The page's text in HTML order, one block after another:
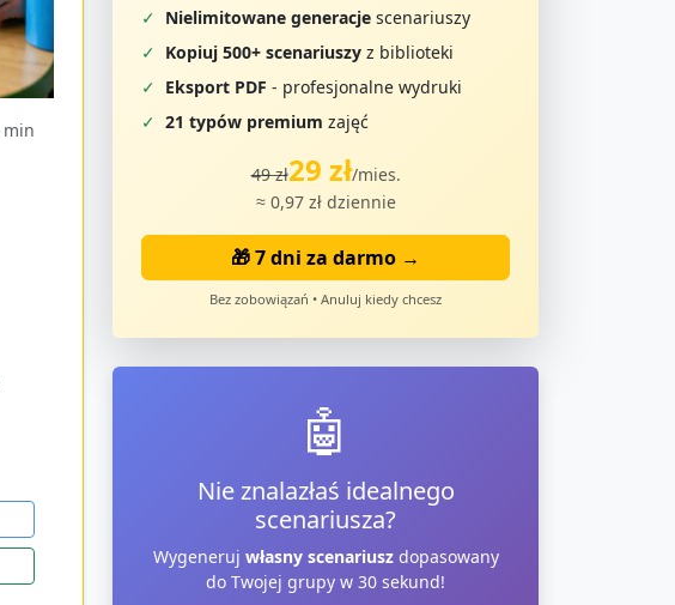
min
✓ Nielimitowane generacje scenariuszy
✓ Kopiuj 500+ scenariuszy z biblioteki
✓ Eksport PDF - profesjonalne wydruki
✓ 21 typów premium zajęć
49 zł29 zł/mies.
≈ 0,97 zł dziennie
🎁 7 dni za darmo →
Bez zobowiązań • Anuluj kiedy chcesz
🤖
Nie znalazłaś idealnego
scenariusza?
Wygeneruj własny scenariuszdopasowany
do Twojej grupy w 30 sekund!